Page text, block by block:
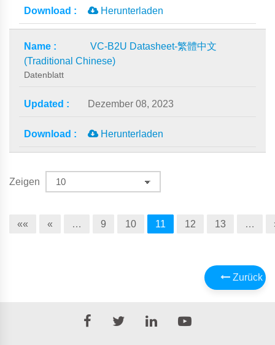
Herunterladen
VC-B2U Datasheet-繁體中文
(Traditional Chinese)
Datenblatt
Dezember 08, 2023
Herunterladen
Zeigen
«« « … 9 10 11 12 13 …
Zurück